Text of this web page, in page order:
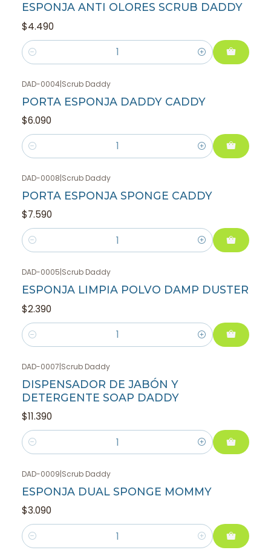
ESPONJA ANTI OLORES SCRUB DADDY
$4.490
Cantidad
DAD-0004|Scrub Daddy
PORTA ESPONJA DADDY CADDY
$6.090
Cantidad
DAD-0008|Scrub Daddy
PORTA ESPONJA SPONGE CADDY
$7.590
Cantidad
DAD-0005|Scrub Daddy
ESPONJA LIMPIA POLVO DAMP DUSTER
$2.390
Cantidad
DAD-0007|Scrub Daddy
DISPENSADOR DE JABÓN Y
DETERGENTE SOAP DADDY
$11.390
Cantidad
DAD-0009|Scrub Daddy
ESPONJA DUAL SPONGE MOMMY
$3.090
Cantidad